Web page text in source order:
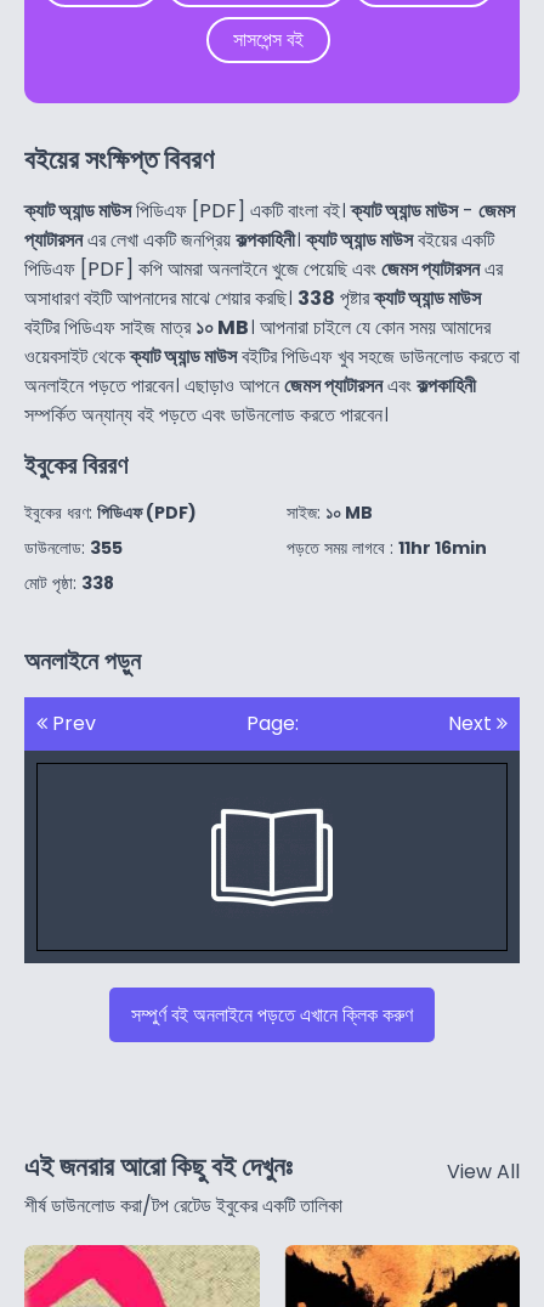
সাসপেন্স বই
বইয়ের সংক্ষিপ্ত বিবরণ
ক্যাট অ্যান্ড মাউসপিডিএফ [PDF] একটি বাংলা বই।ক্যাট অ্যান্ড মাউস- জেমস
প্যাটারসনএর লেখা একটি জনপ্রিয়কল্পকাহিনী।ক্যাট অ্যান্ড মাউসবইয়ের একটি
পিডিএফ [PDF] কপি আমরা অনলাইনে খুজে পেয়েছি এবংজেমস প্যাটারসনএর
অসাধারণ বইটি আপনাদের মাঝে শেয়ার করছি। 338 পৃষ্টারক্যাট অ্যান্ড মাউস
বইটির পিডিএফ সাইজ মাত্র১০ MB। আপনারা চাইলে যে কোন সময় আমাদের
ওয়েবসাইট থেকেক্যাট অ্যান্ড মাউসবইটির পিডিএফ খুব সহজে ডাউনলোড করতে বা
অনলাইনে পড়তে পারবেন। এছাড়াও আপনেজেমস প্যাটারসনএবংকল্পকাহিনী
সম্পর্কিত অন্যান্য বই পড়তে এবং ডাউনলোড করতে পারবেন।
ইবুকের বিররণ
ইবুকের ধরণ: পিডিএফ (PDF)
ডাউনলোড: 355
মোট পৃষ্ঠা: 338
সাইজ: ১০ MB
পড়তে সময় লাগবে : 11hr 16min
অনলাইনে পড়ুন
Prev Page: Next
সম্পুর্ণ বই অনলাইনে পড়তে এখানে ক্লিক করুণ
এই জনরার আরো কিছু বই দেখুনঃ
শীর্ষ ডাউনলোড করা/টপ রেটেড ইবুকের একটি তালিকা
View All